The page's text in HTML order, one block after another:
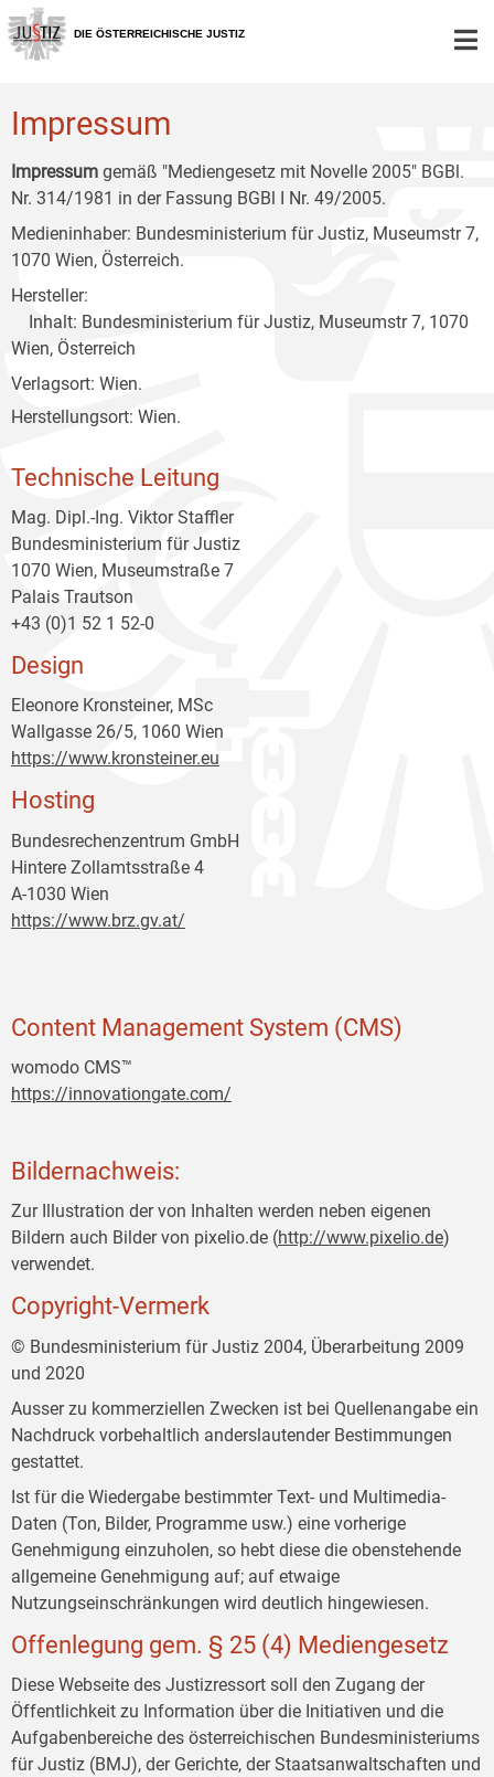
Zur
Hauptnavigation
[1]
Zum
Inhalt
[2]
Zum
Untermenü
[3]
DIE ÖSTERREICHISCHE JUSTIZ
Impressum
Impressum gemäß "Mediengesetz mit Novelle 2005" BGBl.
Nr. 314/1981 in der Fassung BGBl I Nr. 49/2005.
Medieninhaber: Bundesministerium für Justiz, Museumstr 7,
1070 Wien, Österreich.
Hersteller:
Inhalt: Bundesministerium für Justiz, Museumstr 7, 1070
Wien, Österreich
Verlagsort: Wien.
Herstellungsort: Wien.
Technische Leitung
Mag. Dipl.-Ing. Viktor Staffler
Bundesministerium für Justiz
1070 Wien, Museumstraße 7
Palais Trautson
+43 (0)1 52 1 52-0
Design
Eleonore Kronsteiner, MSc
Wallgasse 26/5, 1060 Wien
https://www.kronsteiner.eu
Hosting
Bundesrechenzentrum GmbH
Hintere Zollamtsstraße 4
A-1030 Wien
https://www.brz.gv.at/
Content Management System (CMS)
womodo CMS™
https://innovationgate.com/
Bildernachweis:
Zur Illustration der von Inhalten werden neben eigenen
Bildern auch Bilder von pixelio.de (http://www.pixelio.de)
verwendet.
Copyright-Vermerk
© Bundesministerium für Justiz 2004, Überarbeitung 2009
und 2020
Ausser zu kommerziellen Zwecken ist bei Quellenangabe ein
Nachdruck vorbehaltlich anderslautender Bestimmungen
gestattet.
Ist für die Wiedergabe bestimmter Text- und Multimedia-
Daten (Ton, Bilder, Programme usw.) eine vorherige
Genehmigung einzuholen, so hebt diese die obenstehende
allgemeine Genehmigung auf; auf etwaige
Nutzungseinschränkungen wird deutlich hingewiesen.
Offenlegung gem. § 25 (4) Mediengesetz
Diese Webseite des Justizressort soll den Zugang der
Öffentlichkeit zu Information über die Initiativen und die
Aufgabenbereiche des österreichischen Bundesministeriums
für Justiz (BMJ), der Gerichte, der Staatsanwaltschaften und